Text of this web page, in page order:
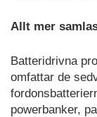
Allt mer
Batteridrivna
omfattar de
powerbanker,